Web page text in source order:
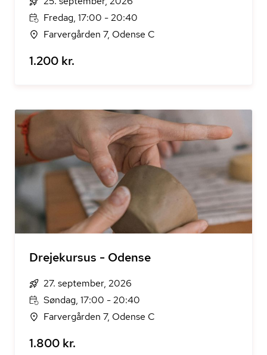
Fredag, 17:00 - 20:40
Farvergården 7, Odense C
1.200 kr.
Drejekursus - Odense
27. september, 2026
Søndag, 17:00 - 20:40
Farvergården 7, Odense C
1.800 kr.